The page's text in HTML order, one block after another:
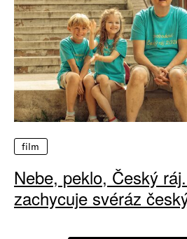
film
Nebe, peklo, Český
zachycuje svéráz